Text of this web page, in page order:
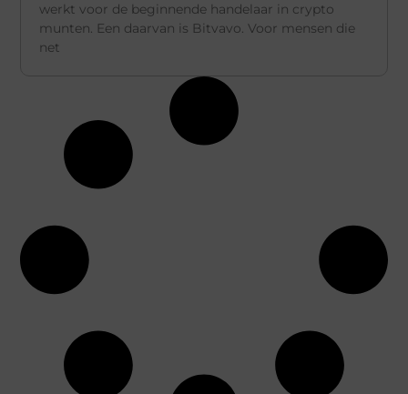
werkt voor de beginnende handelaar in crypto
munten. Een daarvan is Bitvavo. Voor mensen die
net